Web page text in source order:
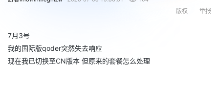
举报
版权
7月3号
我的国际版qoder突然失去响应
现在我已切换至CN版本 但原来的套餐怎么处理